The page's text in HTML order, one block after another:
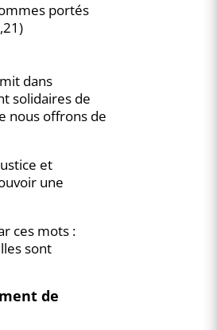
portés
dans
solidaires de
nous offrons de
et
une
ces mots :
sont
de